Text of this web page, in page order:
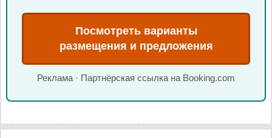
Посмотреть варианты
размещения и предложения
Реклама · Партнёрская ссылка на Booking.com